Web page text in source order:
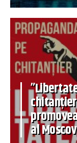
al